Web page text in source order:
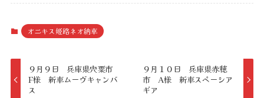
オニキス姫路ネオ納車
９月９日 兵庫県宍粟市
F様 新車ムーヴキャンバ
ス
９月１０日 兵庫県赤穂
市 A様 新車スペーシア
ギア